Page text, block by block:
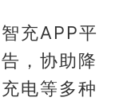
充APP平
，协助降
电等多种